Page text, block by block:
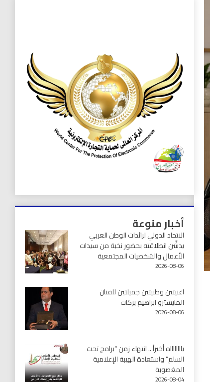
أخبار منوعة
الاتحاد الدولي لرائدات الوطن العربي
يدشّن انطلاقته بحضور نخبة من سيدات
الأعمال والشخصيات المجتمعية
2026-08-06
اغنيتين وطنيتين جميلتين للفنان
المايسترو ابراهيم بركات
2026-08-06
يااااااااه أخيراً .. انتهاء زمن “برامج تحت
السلم” واستعادة الهيبة الإعلامية
المغصوبة
2026-08-04